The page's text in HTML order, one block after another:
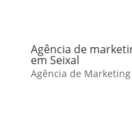
Agência de
em Seixal
Agência de